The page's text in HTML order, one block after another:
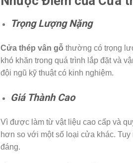
Trọng Lượng Nặng
Cửa thép vân gỗ thường có trọng
khó khăn trong quá trình lắp đặt và
đội ngũ kỹ thuật có kinh nghiệm.
Giá Thành Cao
Vì được làm từ vật liệu cao cấp và
hơn so với một số loại cửa khác.
đáng.